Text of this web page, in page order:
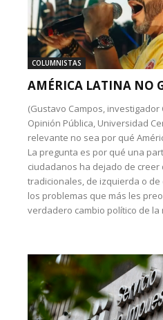
COLUMNISTAS
AMÉRICA LATINA NO
(Gustavo Campos, investigador
Opinión Pública, Universidad
relevante no sea por qué
La pregunta es por qué una
ciudadanos ha dejado de creer
tradicionales, de izquierda o
los problemas que más les
verdadero cambio político de la